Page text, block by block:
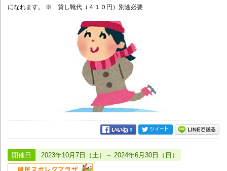
になれます。 ※ 貸し靴代（４１０円）別途必要
開催日 2023年10月7日（土）～ 2024年6月30日（日）